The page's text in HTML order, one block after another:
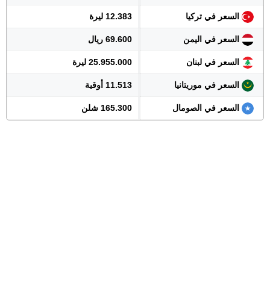
السعر في تركيا 12.383 ليرة
السعر في اليمن 69.600 ريال
السعر في لبنان 25.955.000 ليرة
السعر في موريتانيا 11.513 أوقية
السعر في الصومال 165.300 شلن